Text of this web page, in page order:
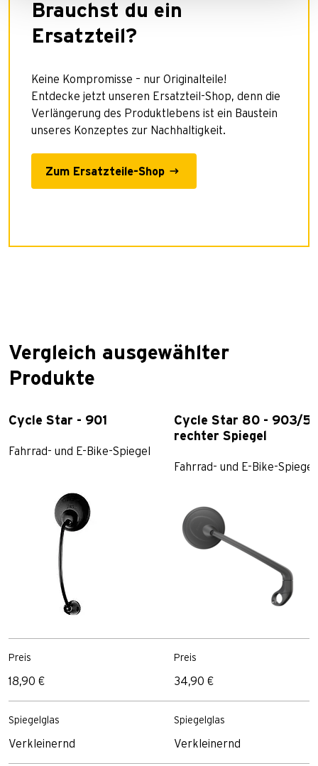
Brauchst du ein
Ersatzteil?
Keine Kompromisse – nur Originalteile!
Entdecke jetzt unseren Ersatzteil-Shop, denn die
Verlängerung des Produktlebens ist ein Baustein
unseres Konzeptes zur Nachhaltigkeit.
Zum Ersatzteile-Shop
Vergleich ausgewählter
Produkte
Cycle Star - 901
Fahrrad- und E-Bike-Spiegel
Preis
18,90 €
Spiegelglas
Verkleinernd
Cycle Star 80 - 903/5
rechter Spiegel
Fahrrad- und E-Bike-Spiegel
Preis
34,90 €
Spiegelglas
Verkleinernd